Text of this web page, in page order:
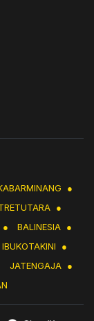
●
●
● BALINESIA ●
IBUKOTAKINI
●
JATENGAJA ●